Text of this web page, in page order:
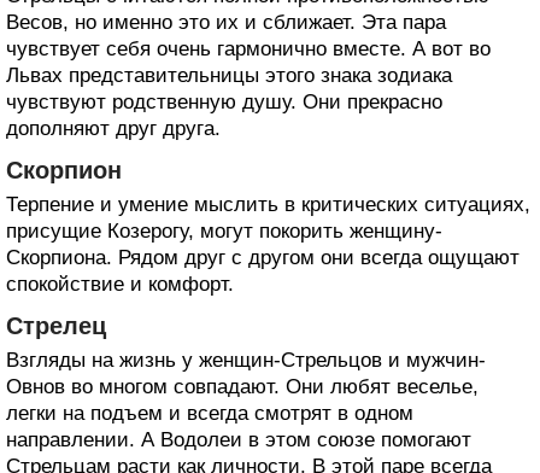
Весов, но именно это их и сближает. Эта пара
чувствует себя очень гармонично вместе. А вот во
Львах представительницы этого знака зодиака
чувствуют родственную душу. Они прекрасно
дополняют друг друга.
Скорпион
Терпение и умение мыслить в критических ситуациях,
присущие Козерогу, могут покорить женщину-
Скорпиона. Рядом друг с другом они всегда ощущают
спокойствие и комфорт.
Стрелец
Взгляды на жизнь у женщин-Стрельцов и мужчин-
Овнов во многом совпадают. Они любят веселье,
легки на подъем и всегда смотрят в одном
направлении. А Водолеи в этом союзе помогают
Стрельцам расти как личности. В этой паре всегда